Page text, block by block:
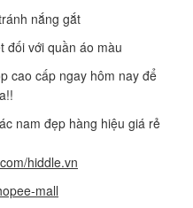
nắng gắt
đối với quần áo màu
cao cấp ngay hôm nay để
nam đẹp hàng hiệu giá rẻ
hiddle.vn
mall